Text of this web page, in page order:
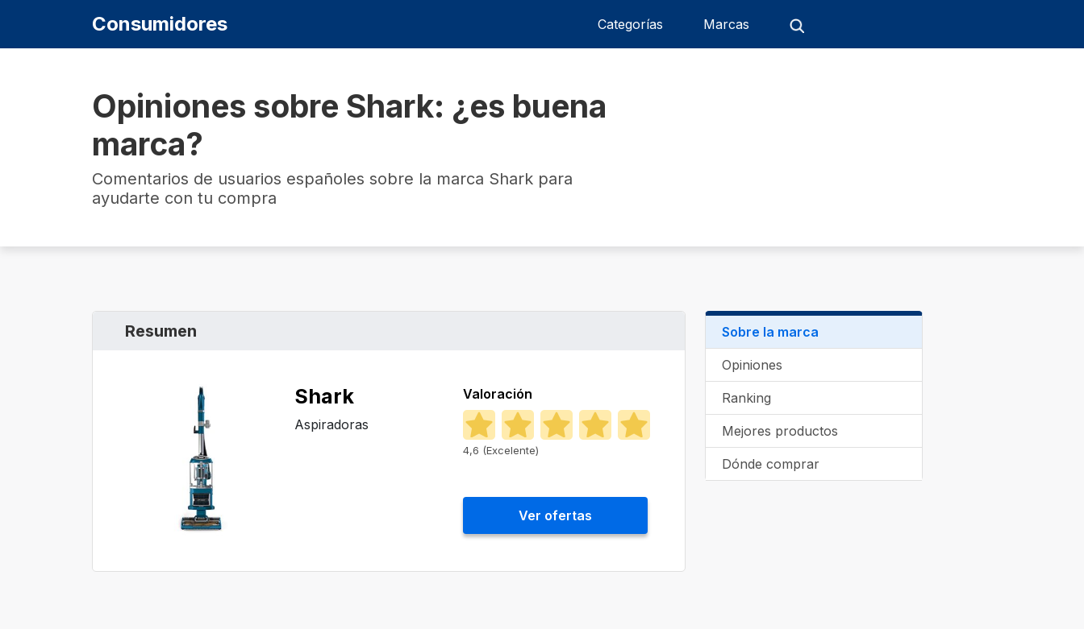
Consumidores Categorías Marcas
Opiniones sobre Shark: ¿es buena
marca?
Comentarios de usuarios españoles sobre la marca Shark para
ayudarte con tu compra
Sobre la marca
Opiniones
Ranking
Mejores productos
Dónde comprar
Resumen
Shark
Aspiradoras
Valoración
4,6 (Excelente)
Ver ofertas